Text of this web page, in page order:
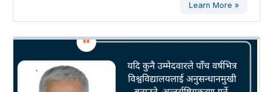
Learn More »